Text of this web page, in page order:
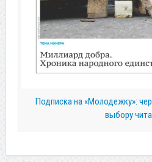
Подписка на «Молодежку»:
выбору